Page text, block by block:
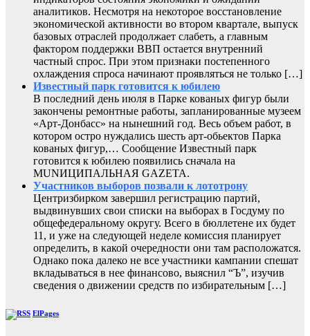
аналитиков. Несмотря на некоторое восстановление
экономической активности во втором квартале, выпуск
базовых отраслей продолжает слабеть, а главным
фактором поддержки ВВП остается внутренний
частный спрос. При этом признаки постепенного
охлаждения спроса начинают проявляться не только […]
Известный парк готовится к юбилею
В последний день июля в Парке кованых фигур были
закончены ремонтные работы, запланированные музеем
«Арт-Донбасс» на нынешний год. Весь объем работ, в
котором остро нуждались шесть арт-обьектов Парка
кованых фигур,… Сообщение Известный парк
готовится к юбилею появились сначала на
MUNИЦИПАЛЬНАЯ GAZЕТА.
Участников выборов позвали к лототрону
Центризбирком завершил регистрацию партий,
выдвинувших свои списки на выборах в Госдуму по
общефедеральному округу. Всего в бюллетене их будет
11, и уже на следующей неделе комиссия планирует
определить, в какой очередности они там расположатся.
Однако пока далеко не все участники кампании спешат
вкладываться в нее финансово, выяснил “Ъ”, изучив
сведения о движении средств по избирательным […]
ElPages